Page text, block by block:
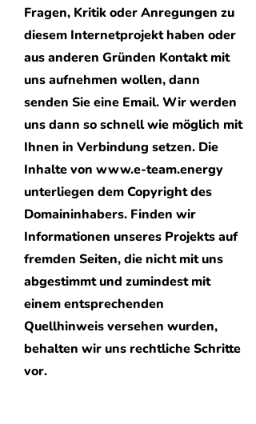
Fragen, Kritik oder Anregungen zu
diesem Internetprojekt haben oder
aus anderen Gründen Kontakt mit
uns aufnehmen wollen, dann
senden Sie eine Email. Wir werden
uns dann so schnell wie möglich mit
Ihnen in Verbindung setzen. Die
Inhalte von www.e-team.energy
unterliegen dem Copyright des
Domaininhabers. Finden wir
Informationen unseres Projekts auf
fremden Seiten, die nicht mit uns
abgestimmt und zumindest mit
einem entsprechenden
Quellhinweis versehen wurden,
behalten wir uns rechtliche Schritte
vor.